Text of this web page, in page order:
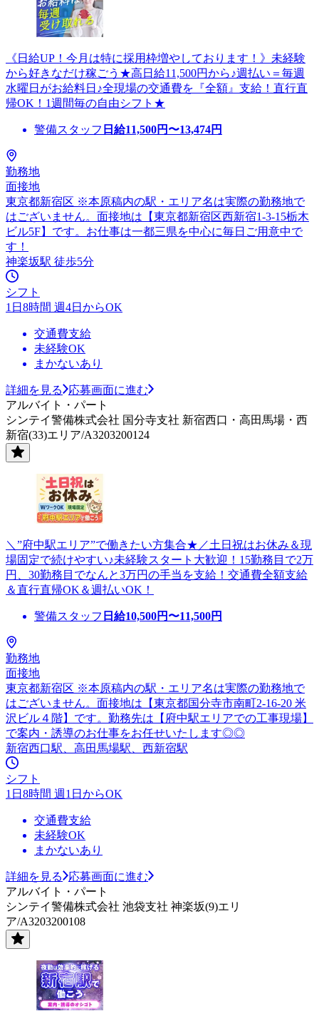
《日給UP！今月は特に採用枠増やしております！》未経験
から好きなだけ稼ごう★高日給11,500円から♪週払い＝毎週
水曜日がお給料日♪全現場の交通費を『全額』支給！直行直
帰OK！1週間毎の自由シフト★
警備スタッフ 日給11,500円〜13,474円
勤務地
面接地
東京都新宿区 ※本原稿内の駅・エリア名は実際の勤務地で
はございません。面接地は【東京都新宿区西新宿1-3-15栃木
ビル5F】です。お仕事は一都三県を中心に毎日ご用意中で
す！
神楽坂駅 徒歩5分
シフト
1日8時間 週4日からOK
交通費支給
未経験OK
まかないあり
詳細を見る
応募画面に進む
アルバイト・パート
シンテイ警備株式会社 国分寺支社 新宿西口・高田馬場・西
新宿(33)エリア/A3203200124
＼”府中駅エリア”で働きたい方集合★／土日祝はお休み＆現
場固定で続けやすい♪未経験スタート大歓迎！15勤務目で2万
円、30勤務目でなんと3万円の手当を支給！交通費全額支給
＆直行直帰OK＆週払いOK！
警備スタッフ 日給10,500円〜11,500円
勤務地
面接地
東京都新宿区 ※本原稿内の駅・エリア名は実際の勤務地で
はございません。面接地は【東京都国分寺市南町2-16-20 米
沢ビル４階】です。勤務先は【府中駅エリアでの工事現場】
で案内・誘導のお仕事をお任せいたします◎◎
新宿西口駅、高田馬場駅、西新宿駅
シフト
1日8時間 週1日からOK
交通費支給
未経験OK
まかないあり
詳細を見る
応募画面に進む
アルバイト・パート
シンテイ警備株式会社 池袋支社 神楽坂(9)エリ
ア/A3203200108